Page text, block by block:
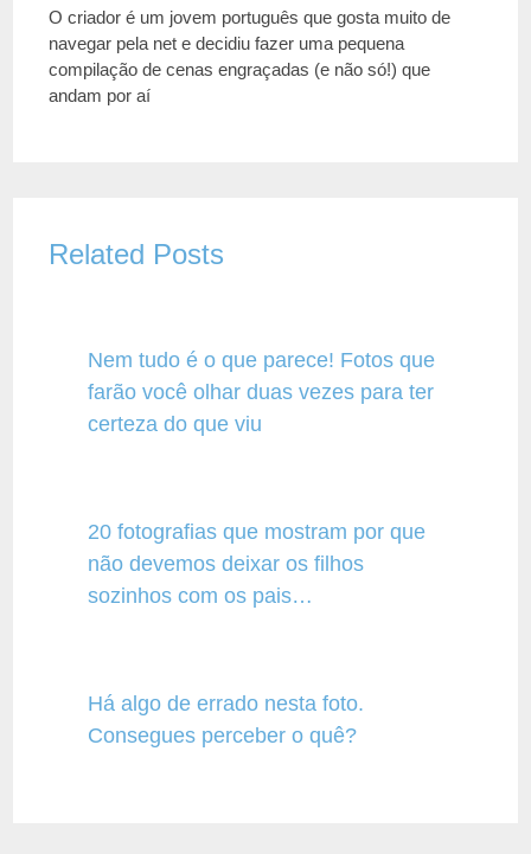
O criador é um jovem português que gosta muito de
navegar pela net e decidiu fazer uma pequena
compilação de cenas engraçadas (e não só!) que
andam por aí
Related Posts
Nem tudo é o que parece! Fotos que
farão você olhar duas vezes para ter
certeza do que viu
20 fotografias que mostram por que
não devemos deixar os filhos
sozinhos com os pais…
Há algo de errado nesta foto.
Consegues perceber o quê?